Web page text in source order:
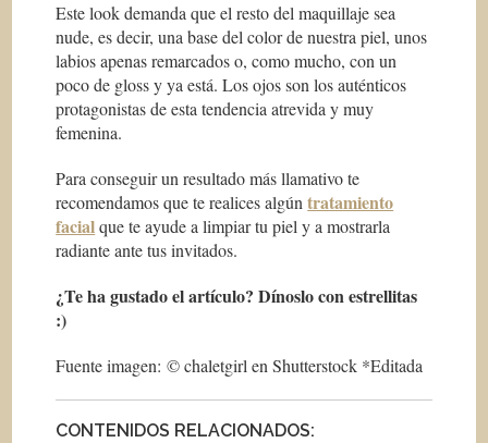
Este look demanda que el resto del maquillaje sea
nude, es decir, una base del color de nuestra piel, unos
labios apenas remarcados o, como mucho, con un
poco de glossy ya está. Los ojos son los auténticos
protagonistas de esta tendencia atrevida y muy
femenina.
Para conseguir un resultado más llamativo te
recomendamos que te realices algúntratamiento
facialque te ayude a limpiar tu piel y a mostrarla
radiante ante tus invitados.
¿Te ha gustado el artículo? Dínoslo con estrellitas
:)
Fuente imagen: © chaletgirl en Shutterstock *Editada
CONTENIDOS RELACIONADOS: